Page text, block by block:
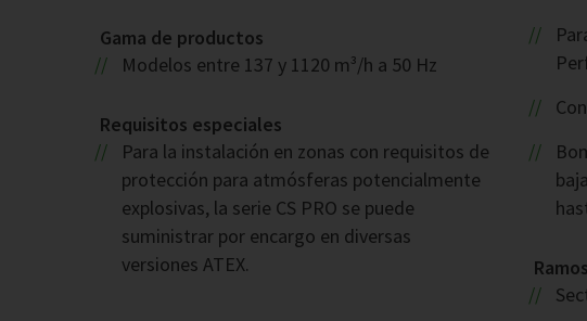
Gama de productos
Modelos entre 137 y 1120 m³/h a 50 Hz
Requisitos especiales
Para la instalación en zonas con requisitos de
protección para atmósferas potencialmente
explosivas, la serie CS PRO se puede
suministrar por encargo en diversas
versiones ATEX.